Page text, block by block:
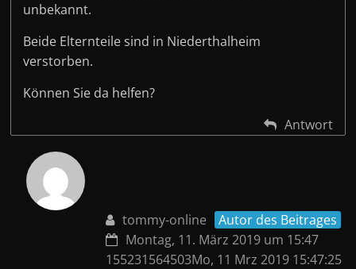
unbekannt.
Beide Elternteile sind in Niederthalheim
verstorben.
Können Sie da helfen?
Antwort
tommy-online
Autor des Beitrages
Montag, 11. März 2019 um 15:47
155231564503Mo, 11 Mrz 2019 15:47:25